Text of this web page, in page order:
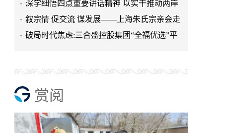
程有限公司发展纪实
深学细悟四点重要讲话精神 以实干推动两岸
融合发展
叙宗情 促交流 谋发展——上海朱氏宗亲会走
进上海晨烨家具有限公
破局时代焦虑:三合盛控股集团“全福优选”平
赏阅